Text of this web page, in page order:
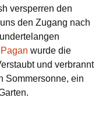
versperren den
den Zugang nach
Pagan wurde die
und verbrannt
Sommersonne, ein